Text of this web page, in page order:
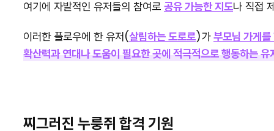
여기에 자발적인 유저들의 참여로 공유 가능한 지도나 직접
이러한 플로우에 한 유저(살림하는 도로로)가부모님 가게
확산력과 연대나 도움이 필요한 곳에 적극적으로 행동하는 유
찌그러진 누룽쥐 합격 기원